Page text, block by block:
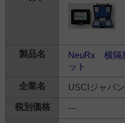
NeuRx 横隔
ット
USCIジャパ
---